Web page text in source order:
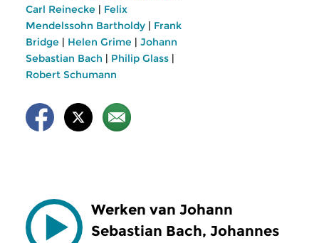
Carl Reinecke | Felix
Mendelssohn Bartholdy | Frank
Bridge | Helen Grime | Johann
Sebastian Bach | Philip Glass |
Robert Schumann
Werken van Johann
Sebastian Bach, Johannes